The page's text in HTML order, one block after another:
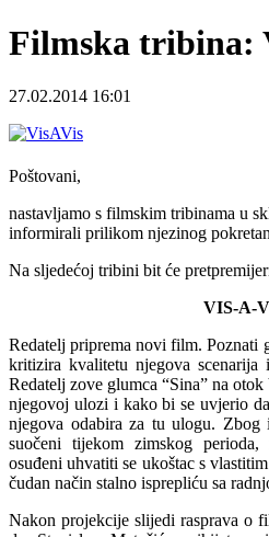
Filmska tribina:
27.02.2014 16:01
Poštovani,
nastavljamo s filmskim tribinama u
informirali prilikom njezinog
Na sljedećoj tribini bit će
VIS-A-
Redatelj priprema novi film. Poznati
kritizira kvalitetu njegova
Redatelj zove glumca “Sina” na
njegovoj ulozi i kako bi se uvjerio
njegova odabira za tu ulogu.
suočeni tijekom zimskog
osuđeni uhvatiti se ukoštac s
čudan način stalno isprepliću sa
Nakon projekcije slijedi rasprava o